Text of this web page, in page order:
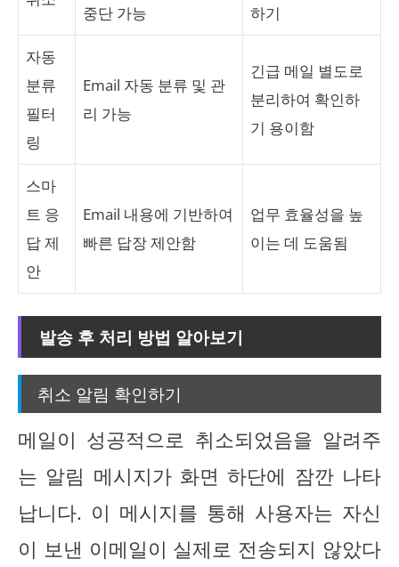
중단 가능
하기
자동
분류
필터
링
Email 자동 분류 및 관
리 가능
긴급 메일 별도로
분리하여 확인하
기 용이함
스마
트 응
답 제
안
Email 내용에 기반하여
빠른 답장 제안함
업무 효율성을 높
이는 데 도움됨
발송 후 처리 방법 알아보기
취소 알림 확인하기
메일이 성공적으로 취소되었음을 알려주
는 알림 메시지가 화면 하단에 잠깐 나타
납니다. 이 메시지를 통해 사용자는 자신
이 보낸 이메일이 실제로 전송되지 않았다